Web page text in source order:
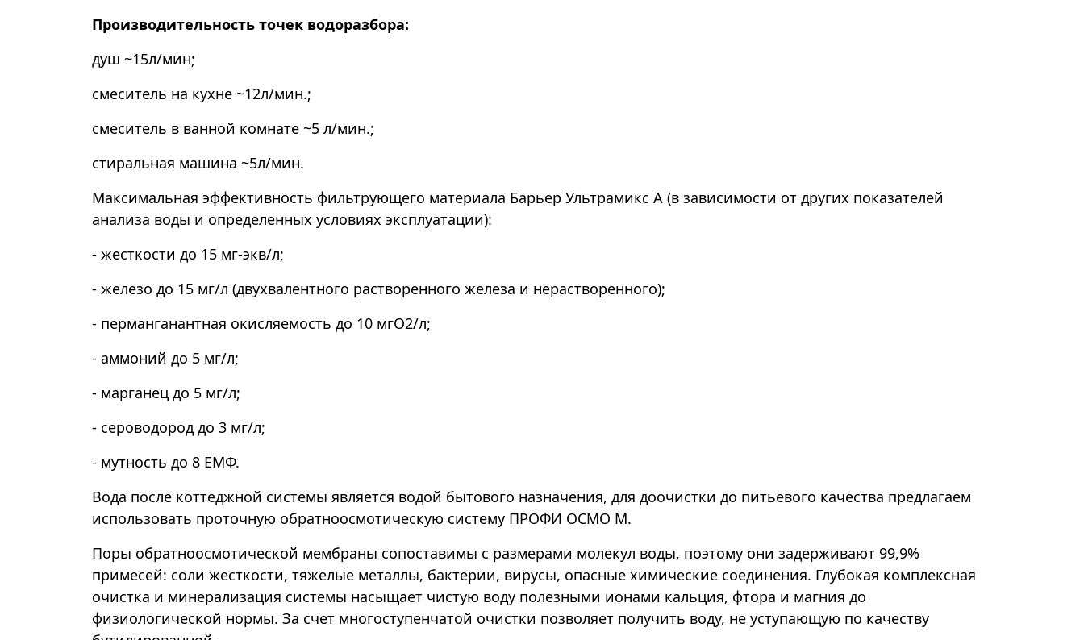
Производительность точек водоразбора:
душ ~15л/мин;
смеситель на кухне ~12л/мин.;
смеситель в ванной комнате ~5 л/мин.;
стиральная машина ~5л/мин.
Максимальная эффективность фильтрующего материала Барьер Ультрамикс А (в зависимости от других показателей
анализа воды и определенных условиях эксплуатации):
- жесткости до 15 мг-экв/л;
- железо до 15 мг/л (двухвалентного растворенного железа и нерастворенного);
- перманганантная окисляемость до 10 мгО2/л;
- аммоний до 5 мг/л;
- марганец до 5 мг/л;
- сероводород до 3 мг/л;
- мутность до 8 ЕМФ.
Вода после коттеджной системы является водой бытового назначения, для доочистки до питьевого качества предлагаем
использовать проточную обратноосмотическую систему ПРОФИ ОСМО М.
Поры обратноосмотической мембраны сопоставимы с размерами молекул воды, поэтому они задерживают 99,9%
примесей: соли жесткости, тяжелые металлы, бактерии, вирусы, опасные химические соединения. Глубокая комплексная
очистка и минерализация системы насыщает чистую воду полезными ионами кальция, фтора и магния до
физиологической нормы. За счет многоступенчатой очистки позволяет получить воду, не уступающую по качеству